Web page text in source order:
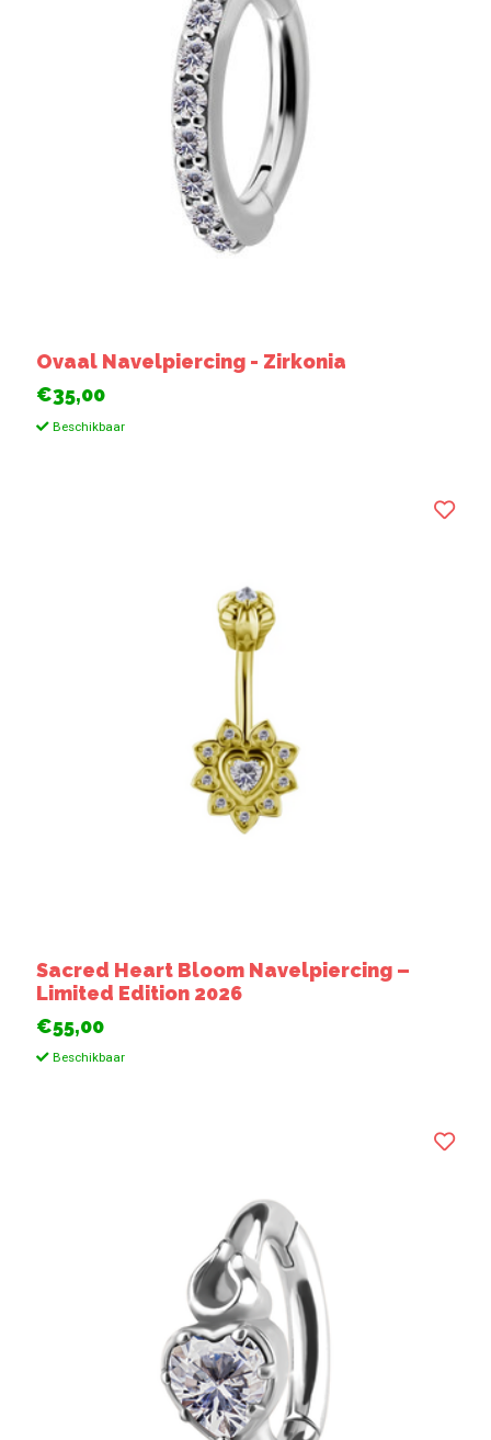
Ovaal Navelpiercing - Zirkonia
€35,00
Beschikbaar
Sacred Heart Bloom Navelpiercing –
Limited Edition 2026
€55,00
Beschikbaar